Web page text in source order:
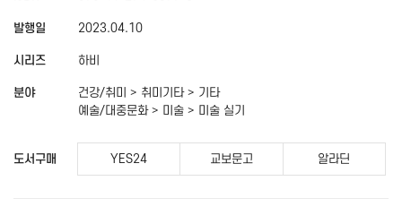
발행일 2023.04.10
시리즈 하비
분야
건강/취미 > 취미기타 > 기타
예술/대중문화 > 미술 > 미술 실기
도서구매 YES24 교보문고 알라딘